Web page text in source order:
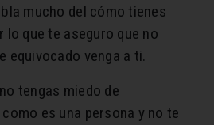
mucho del cómo tienes
lo que te aseguro que no
equivocado venga a ti.
tengas miedo de
es una persona y no te